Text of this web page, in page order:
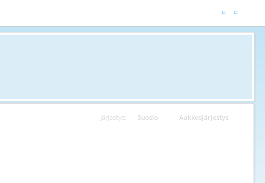
Järjestys: Suosio Aakkosjärjestys